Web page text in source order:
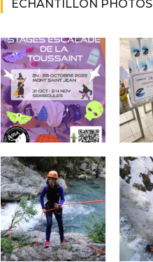
ECHANTILLON PHOTOS